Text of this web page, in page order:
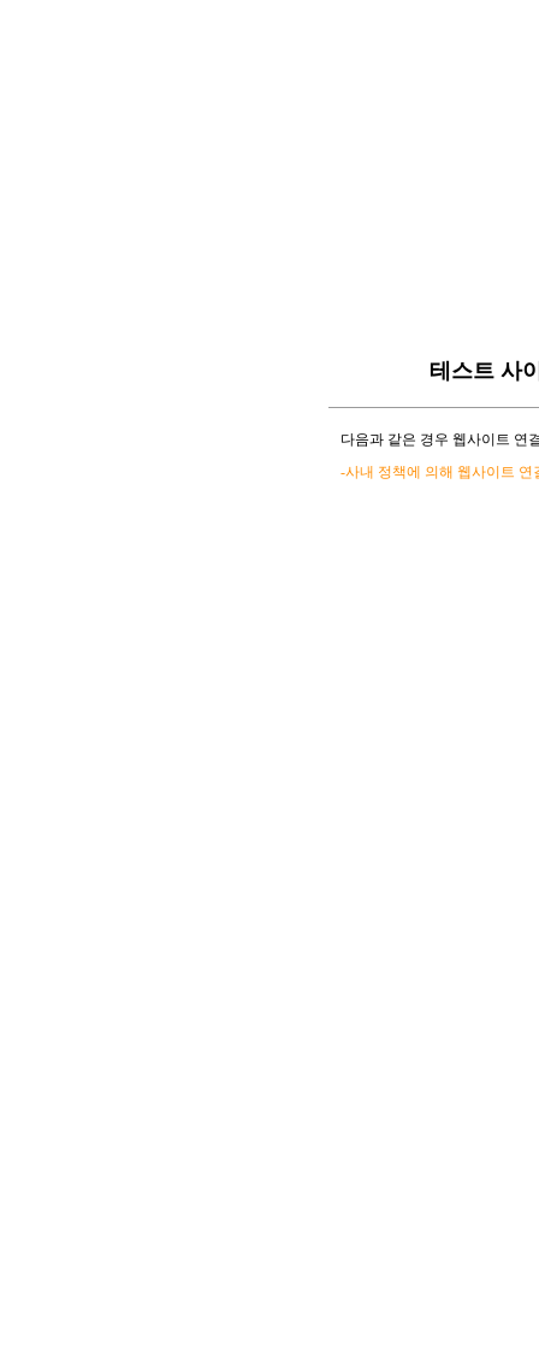
테스트 사
다음과 같은 경우 웹사이트 연
-사내 정책에 의해 웹사이트